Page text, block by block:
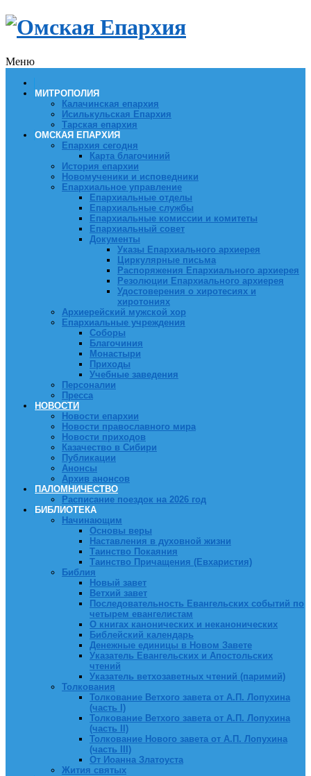
Меню
МИТРОПОЛИЯ
Калачинская епархия
Исилькульская Епархия
Тарская епархия
ОМСКАЯ ЕПАРХИЯ
Епархия сегодня
Карта благочиний
История епархии
Новомученики и исповедники
Епархиальное управление
Епархиальные отделы
Епархиальные службы
Епархиальные комиссии и комитеты
Епархиальный совет
Документы
Указы Епархиального архиерея
Циркулярные письма
Распоряжения Епархиального архиерея
Резолюции Епархиального архиерея
Удостоверения о хиротесиях и
хиротониях
Архиерейский мужской хор
Епархиальные учреждения
Соборы
Благочиния
Монастыри
Приходы
Учебные заведения
Персоналии
Пресса
НОВОСТИ
Новости епархии
Новости православного мира
Новости приходов
Казачество в Сибири
Публикации
Анонсы
Архив анонсов
ПАЛОМНИЧЕСТВО
Расписание поездок на 2026 год
БИБЛИОТЕКА
Начинающим
Основы веры
Наставления в духовной жизни
Таинство Покаяния
Таинство Причащения (Евхаристия)
Библия
Новый завет
Ветхий завет
Последовательность Евангельских событий по
четырем евангелистам
О книгах канонических и неканонических
Библейский календарь
Денежные единицы в Новом Завете
Указатель Евангельских и Апостольских
чтений
Указатель ветхозаветных чтений (паримий)
Толкования
Толкование Ветхого завета от А.П. Лопухина
(часть I)
Толкование Ветхого завета от А.П. Лопухина
(часть II)
Толкование Нового завета от А.П. Лопухина
(часть III)
От Иоанна Златоуста
Жития святых